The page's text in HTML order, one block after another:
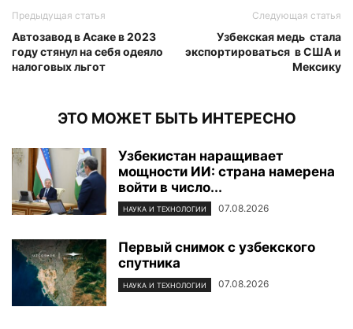
Предыдущая статья
Автозавод в Асаке в 2023
году стянул на себя одеяло
налоговых льгот
Следующая статья
Узбекская медь стала
экспортироваться в США и
Мексику
ЭТО МОЖЕТ БЫТЬ ИНТЕРЕСНО
Узбекистан наращивает
мощности ИИ: страна намерена
войти в число...
НАУКА И ТЕХНОЛОГИИ 07.08.2026
Первый снимок с узбекского
спутника
НАУКА И ТЕХНОЛОГИИ 07.08.2026